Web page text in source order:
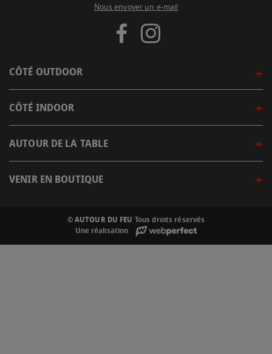
Nous envoyer un e-mail
CÔTÉ OUTDOOR
CÔTÉ INDOOR
AUTOUR DE LA TABLE
VENIR EN BOUTIQUE
© AUTOUR DU FEU Tous droits réservés
Une réalisation